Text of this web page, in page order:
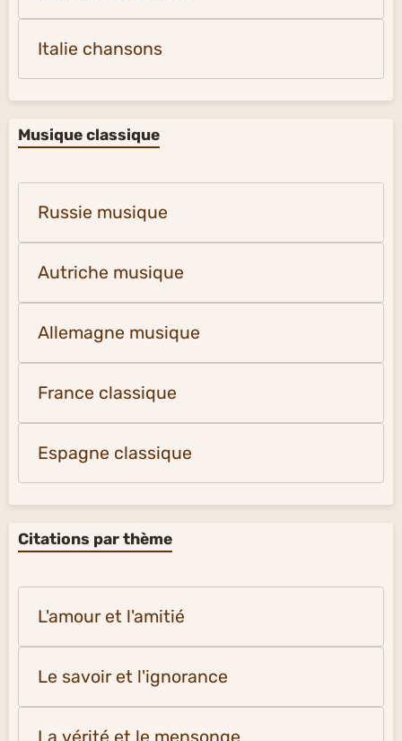
Italie chansons
Musique classique
Russie musique
Autriche musique
Allemagne musique
France classique
Espagne classique
Citations par thème
L'amour et l'amitié
Le savoir et l'ignorance